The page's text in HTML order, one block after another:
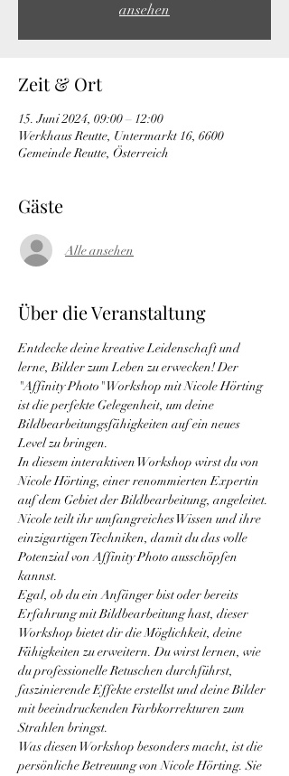
ansehen
Zeit & Ort
15. Juni 2024, 09:00 – 12:00
Werkhaus Reutte, Untermarkt 16, 6600
Gemeinde Reutte, Österreich
Gäste
Alle ansehen
Über die Veranstaltung
Entdecke deine kreative Leidenschaft und
lerne, Bilder zum Leben zu erwecken! Der
"Affinity Photo" Workshop mit Nicole Hörting
ist die perfekte Gelegenheit, um deine
Bildbearbeitungsfähigkeiten auf ein neues
Level zu bringen.
In diesem interaktiven Workshop wirst du von
Nicole Hörting, einer renommierten Expertin
auf dem Gebiet der Bildbearbeitung, angeleitet.
Nicole teilt ihr umfangreiches Wissen und ihre
einzigartigen Techniken, damit du das volle
Potenzial von Affinity Photo ausschöpfen
kannst.
Egal, ob du ein Anfänger bist oder bereits
Erfahrung mit Bildbearbeitung hast, dieser
Workshop bietet dir die Möglichkeit, deine
Fähigkeiten zu erweitern. Du wirst lernen, wie
du professionelle Retuschen durchführst,
faszinierende Effekte erstellst und deine Bilder
mit beeindruckenden Farbkorrekturen zum
Strahlen bringst.
Was diesen Workshop besonders macht, ist die
persönliche Betreuung von Nicole Hörting. Sie